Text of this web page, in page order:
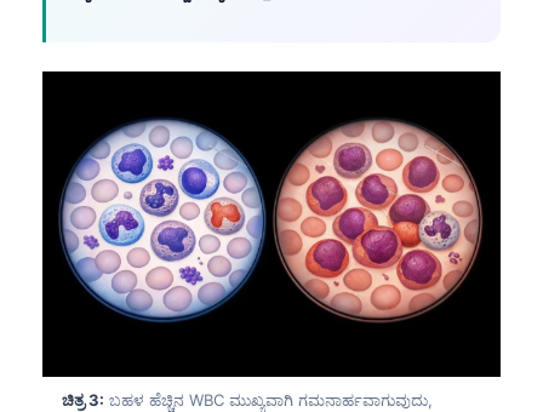
ಚಿತ್ರ 3: ಬಹಳ ಹೆಚ್ಚಿನ WBC ಮುಖ್ಯವಾಗಿ ಗಮನಾರ್ಹವಾಗುವುದು,